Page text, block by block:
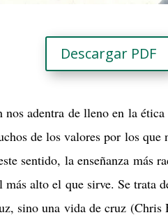
Descargar PDF
adentra de lleno en la
de los valores por los
sentido, la enseñanza más
alto el que sirve. Se trata
sino una vida de cruz (Chris